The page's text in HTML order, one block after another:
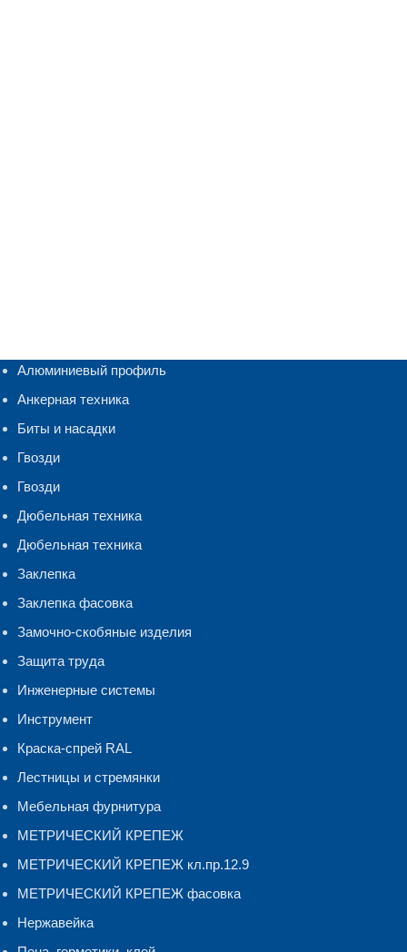
Алюминиевый профиль
Анкерная техника
Биты и насадки
Гвозди
Гвозди
Дюбельная техника
Дюбельная техника
Заклепка
Заклепка фасовка
Замочно-скобяные изделия
Защита труда
Инженерные системы
Инструмент
Краска-спрей RAL
Лестницы и стремянки
Мебельная фурнитура
МЕТРИЧЕСКИЙ КРЕПЕЖ
МЕТРИЧЕСКИЙ КРЕПЕЖ кл.пр.12.9
МЕТРИЧЕСКИЙ КРЕПЕЖ фасовка
Нержавейка